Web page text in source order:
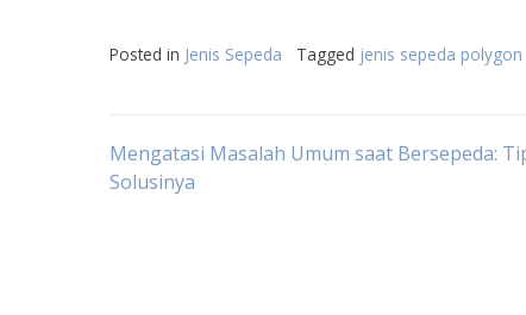
Posted in Jenis Sepeda Tagged jenis sepeda polygon
Post
Mengatasi Masalah Umum saat Bersepeda:
Solusinya